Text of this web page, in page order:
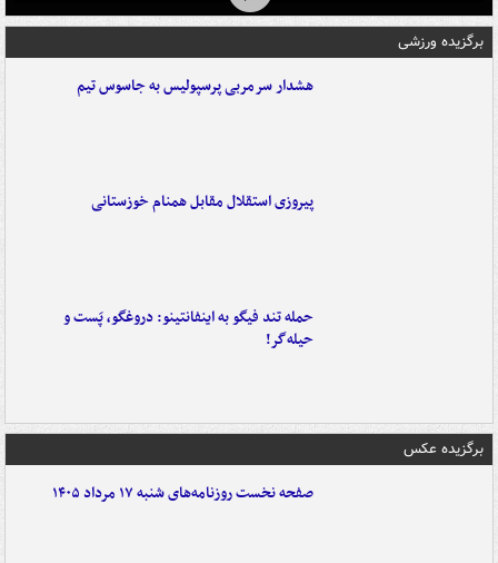
برگزیده ورزشی
هشدار سرمربی پرسپولیس به جاسوس تیم
پیروزی استقلال مقابل همنام خوزستانی
حمله تند فیگو به اینفانتینو: دروغگو، پَست‌ و
حیله‌گر!
برگزیده عکس
صفحه نخست روزنامه‌های شنبه ۱۷ مرداد ۱۴۰۵